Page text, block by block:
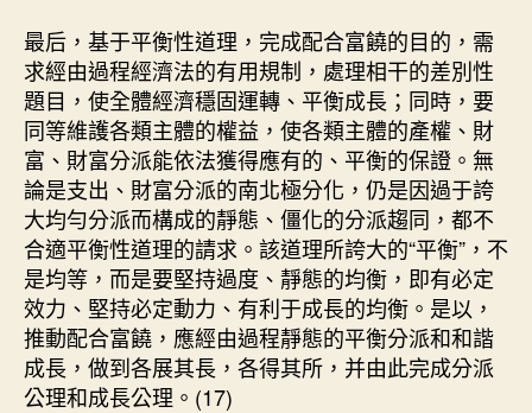
最后，基于平衡性道理，完成配合富饒的目的，需
求經由過程經濟法的有用規制，處理相干的差別性
題目，使全體經濟穩固運轉、平衡成長；同時，要
同等維護各類主體的權益，使各類主體的產權、財
富、財富分派能依法獲得應有的、平衡的保證。無
論是支出、財富分派的南北極分化，仍是因過于誇
大均勻分派而構成的靜態、僵化的分派趨同，都不
合適平衡性道理的請求。該道理所誇大的“平衡”，不
是均等，而是要堅持過度、靜態的均衡，即有必定
效力、堅持必定動力、有利于成長的均衡。是以，
推動配合富饒，應經由過程靜態的平衡分派和和諧
成長，做到各展其長，各得其所，并由此完成分派
公理和成長公理。(17)